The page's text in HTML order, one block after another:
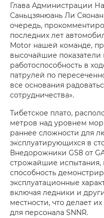
Глава Администрации
Саньцзянюань Ли
очередь,
последних лет
Motor нашей команде,
высочайшие
работоспособность в
патрулей по
все основания
сотрудничества».
Тибетское плато,
метров над уровнем
раннее сложности для
эксплуатирующихся в
Внедорожники GS8 от
строжайшие
способность
эксплуатационные
включая ледники и
местности, что делает
для персонала SNNR.